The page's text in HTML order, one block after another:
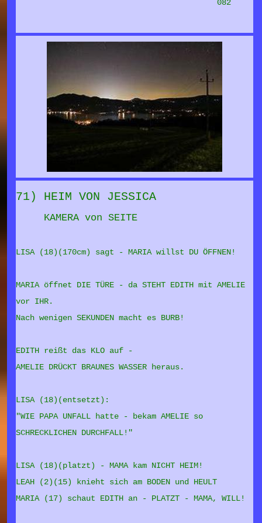
082
71) HEIM VON JESSICA
KAMERA von SEITE
LISA (18)(170cm) sagt - MARIA willst DU ÖFFNEN!
MARIA öffnet DIE TÜRE - da STEHT EDITH mit AMELIE
vor IHR.
Nach wenigen SEKUNDEN macht es BURB!
EDITH reißt das KLO auf -
AMELIE DRÜCKT BRAUNES WASSER heraus.
LISA (18)(entsetzt):
"WIE PAPA UNFALL hatte - bekam AMELIE so
SCHRECKLICHEN DURCHFALL!"
LISA (18)(platzt) - MAMA kam NICHT HEIM!
LEAH (2)(15) knieht sich am BODEN und HEULT
MARIA (17) schaut EDITH an - PLATZT - MAMA, WILL!